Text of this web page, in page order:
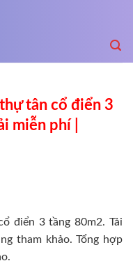
tân cổ điển 3
miễn phí |
điển 3 tầng 80m2. Tải
tham khảo. Tổng hợp